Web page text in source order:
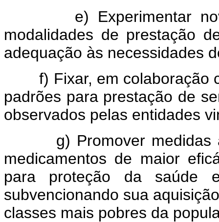
e) Experimentar novos
modalidades de prestação
adequação às necessidades
f) Fixar, em colaboração
padrões para prestação de
observados pelas entidades
g) Promover medidas
medicamentos de maior
para proteção da saúde
subvencionando sua
classes mais pobres da